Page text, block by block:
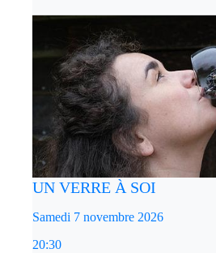
UN VERRE À SOI
Samedi 7 novembre 2026
20:30